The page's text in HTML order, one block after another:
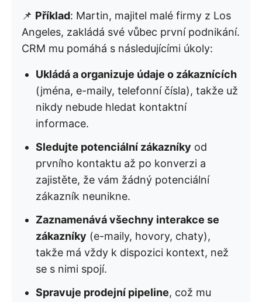
📌 Příklad: Martin, majitel malé firmy z Los
Angeles, zakládá své vůbec první podnikání.
CRM mu pomáhá s následujícími úkoly:
Ukládá a organizuje údaje o zákaznících
(jména, e-maily, telefonní čísla), takže už
nikdy nebude hledat kontaktní
informace.
Sledujte potenciální zákazníky od
prvního kontaktu až po konverzi a
zajistěte, že vám žádný potenciální
zákazník neunikne.
Zaznamenává všechny interakce se
zákazníky (e-maily, hovory, chaty),
takže má vždy k dispozici kontext, než
se s nimi spojí.
Spravuje prodejní pipeline, což mu